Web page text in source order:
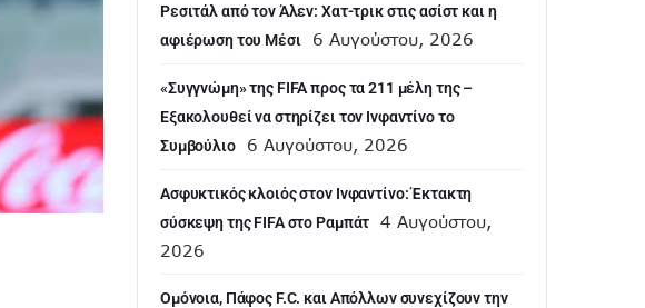
Ρεσιτάλ από τον Άλεν: Χατ-τρικ στις ασίστ και η
αφιέρωση του Μέσι
6 Αυγούστου, 2026
«Συγγνώμη» της FIFA προς τα 211 μέλη της –
Εξακολουθεί να στηρίζει τον Ινφαντίνο το
Συμβούλιο
6 Αυγούστου, 2026
Ασφυκτικός κλοιός στον Ινφαντίνο: Έκτακτη
σύσκεψη της FIFA στο Ραμπάτ
4 Αυγούστου,
2026
Ομόνοια, Πάφος F.C. και Απόλλων συνεχίζουν την